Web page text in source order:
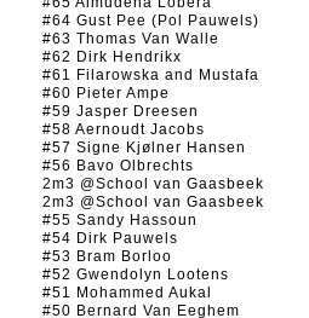
#64 Gust Pee (Pol Pauwels)
#63 Thomas Van Walle
#62 Dirk Hendrikx
#61 Filarowska and Mustafa
#60 Pieter Ampe
#59 Jasper Dreesen
#58 Aernoudt Jacobs
#57 Signe Kjølner Hansen
#56 Bavo Olbrechts
2m3 @School van Gaasbeek
2m3 @School van Gaasbeek
#55 Sandy Hassoun
#54 Dirk Pauwels
#53 Bram Borloo
#52 Gwendolyn Lootens
#51 Mohammed Aukal
#50 Bernard Van Eeghem